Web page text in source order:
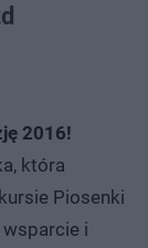
2016!
która
Piosenki
i